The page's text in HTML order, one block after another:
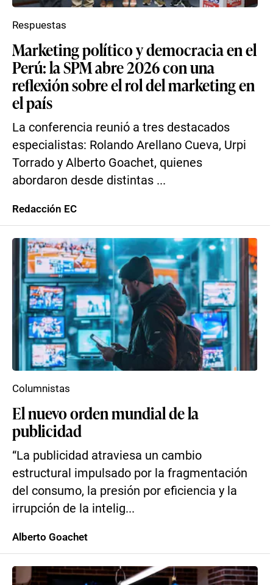
Marketing político y democracia en el
Perú: la SPM abre 2026 con una
reflexión sobre el rol del marketing en
el país
La conferencia reunió a tres destacados
especialistas: Rolando Arellano Cueva, Urpi
Torrado y Alberto Goachet, quienes
abordaron desde distintas ...
Respuestas
Redacción EC
El nuevo orden mundial de la
publicidad
“La publicidad atraviesa un cambio
estructural impulsado por la fragmentación
del consumo, la presión por eficiencia y la
irrupción de la intelig...
Columnistas
Alberto Goachet